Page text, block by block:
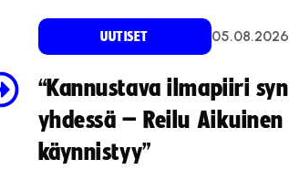
UUTISET 05.08.2026
“Kannustava ilmapiiri
yhdessä – Reilu
käynnistyy”